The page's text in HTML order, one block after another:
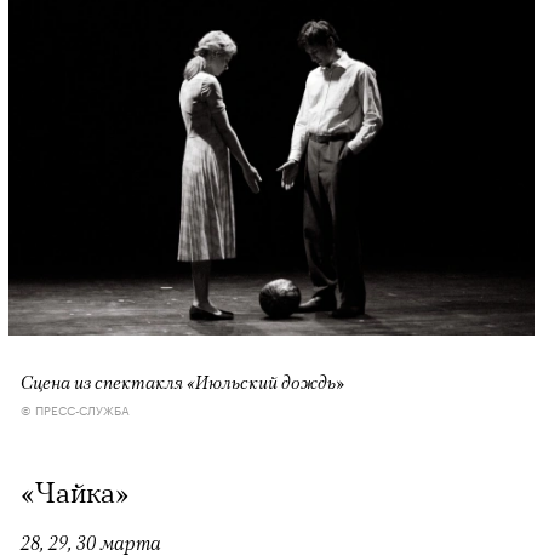
Сцена из спектакля «Июльский дождь»
© ПРЕСС-СЛУЖБА
«Чайка»
28, 29, 30 марта